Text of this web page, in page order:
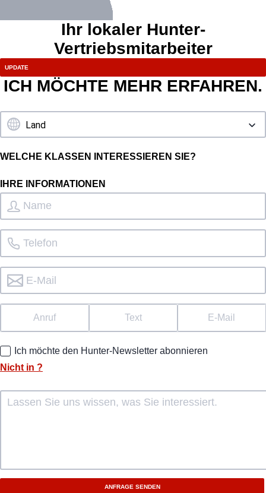
Ihr lokaler Hunter-
Vertriebsmitarbeiter
ICH MÖCHTE MEHR ERFAHREN.
WELCHE KLASSEN INTERESSIEREN SIE?
IHRE INFORMATIONEN
Anruf Text E-Mail
Ich möchte den Hunter-Newsletter abonnieren
Nicht in ?
ANFRAGE SENDEN